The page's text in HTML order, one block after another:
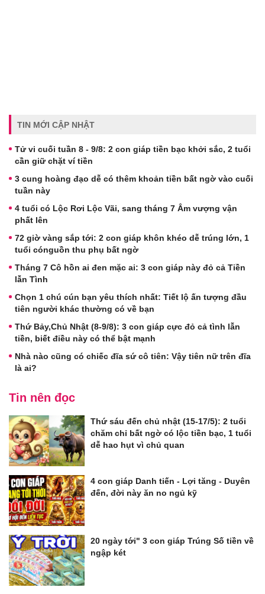
TIN MỚI CẬP NHẬT
Tử vi cuối tuần 8 - 9/8: 2 con giáp tiền bạc khởi sắc, 2 tuổi
cần giữ chặt ví tiền
3 cung hoàng đạo dễ có thêm khoản tiền bất ngờ vào cuối
tuần này
4 tuổi có Lộc Rơi Lộc Vãi, sang tháng 7 Âm vượng vận
phất lên
72 giờ vàng sắp tới: 2 con giáp khôn khéo dễ trúng lớn, 1
tuổi cónguồn thu phụ bất ngờ
Tháng 7 Cô hồn ai đen mặc ai: 3 con giáp này đỏ cả Tiền
lẫn Tình
Chọn 1 chú cún bạn yêu thích nhất: Tiết lộ ấn tượng đầu
tiên người khác thường có về bạn
Thứ Bảy,Chủ Nhật (8-9/8): 3 con giáp cực đỏ cả tình lẫn
tiền, biết điều này có thể bật mạnh
Nhà nào cũng có chiếc đĩa sứ cô tiên: Vậy tiên nữ trên đĩa
là ai?
Tin nên đọc
Thứ sáu đến chủ nhật (15-17/5): 2 tuổi
chăm chỉ bất ngờ có lộc tiền bạc, 1 tuổi
dễ hao hụt vì chủ quan
4 con giáp Danh tiến - Lợi tăng - Duyên
đến, đời này ăn no ngủ kỹ
20 ngày tới" 3 con giáp Trúng Số tiền về
ngập két